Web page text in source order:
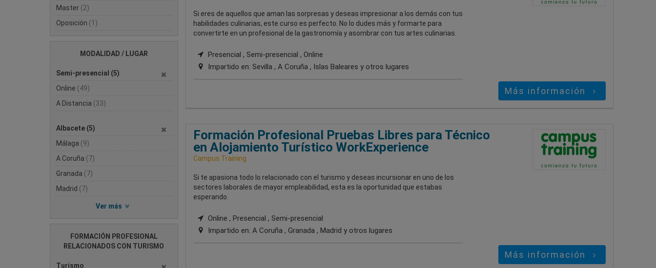
Master (2)
Oposición (1)
MODALIDAD / LUGAR
Semi-presencial (5)
Online (49)
A Distancia (33)
Albacete (5)
Málaga (9)
A Coruña (7)
Granada (7)
Madrid (7)
Ver más
FORMACIÓN PROFESIONAL
RELACIONADOS CON TURISMO
Turismo
Si eres de aquellos que aman las sorpresas y deseas impresionar a los demás con tus
habilidades culinarias, este curso es perfecto. No lo dudes más y formarte para
convertirte en un profesional de la gastronomía y asombrar con tus artes culinarias.
Presencial , Semi-presencial , Online
Impartido en: Sevilla , A Coruña , Islas Baleares y otros lugares
Más información
Formación Profesional Pruebas Libres para Técnico
en Alojamiento Turístico WorkExperience
Campus Training
Si te apasiona todo lo relacionado con el turismo y deseas incursionar en uno de los
sectores laborales de mayor empleabilidad, esta es la oportunidad que estabas
esperando.
Online , Presencial , Semi-presencial
Impartido en: A Coruña , Granada , Madrid y otros lugares
Más información